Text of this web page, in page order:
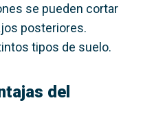
se pueden cortar
posteriores.
tipos de suelo.
del